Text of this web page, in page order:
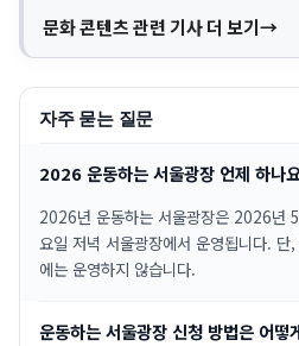
문화 콘텐츠 관련 기사 더 보기
자주 묻는 질문
2026 운동하는 서울광장 언제 하나
2026년 운동하는 서울광장은 2026년
요일 저녁 서울광장에서 운영됩니다.
에는 운영하지 않습니다.
운동하는 서울광장 신청 방법은 어떻